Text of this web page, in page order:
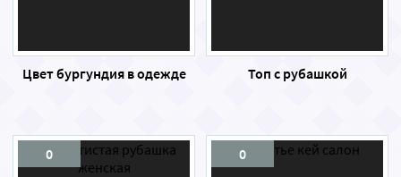
Цвет бургундия в одежде Топ с рубашкой
0 0